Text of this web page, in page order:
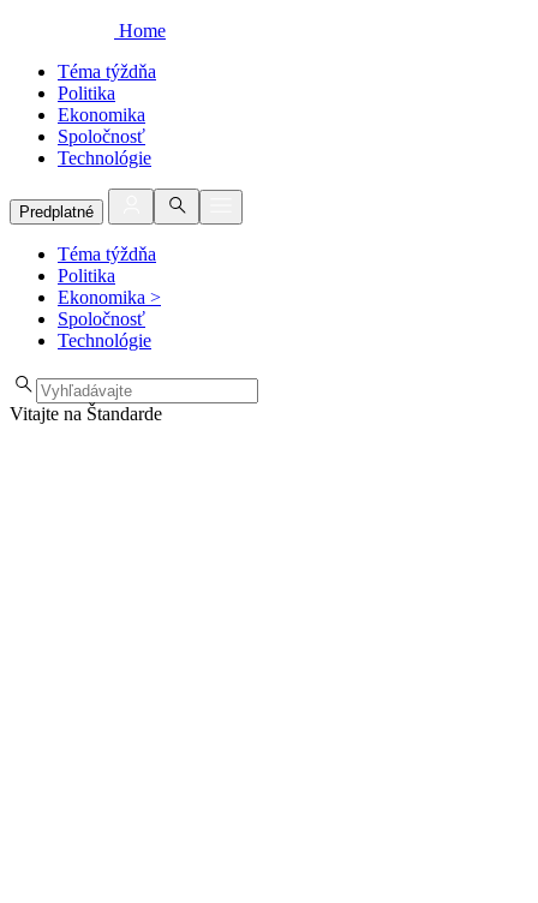
Home
Téma týždňa
Politika
Ekonomika
Spoločnosť
Technológie
Predplatné
Téma týždňa
Politika
Ekonomika >
Spoločnosť
Technológie
Vitajte na Štandarde